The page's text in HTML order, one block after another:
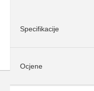
Specifikacije
Ocjene